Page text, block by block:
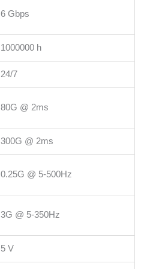
6 Gbps
1000000 h
24/7
80G @ 2ms
300G @ 2ms
0.25G @ 5-500Hz
3G @ 5-350Hz
5 V